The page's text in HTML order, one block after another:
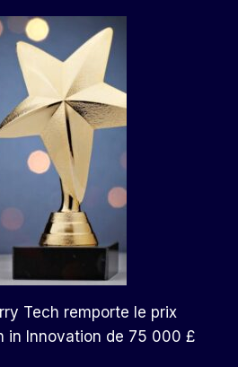
Tech remporte le prix
in Innovation de 75 000 £